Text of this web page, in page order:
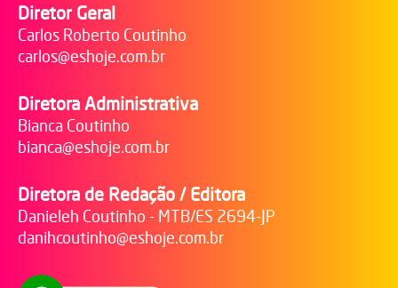
Diretor Geral
Carlos Roberto Coutinho
carlos@eshoje.com.br
Diretora Administrativa
Bianca Coutinho
bianca@eshoje.com.br
Diretora de Redação / Editora
Danieleh Coutinho - MTB/ES 2694-JP
danihcoutinho@eshoje.com.br